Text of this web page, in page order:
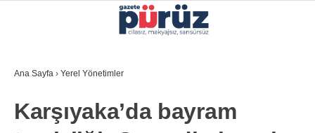
YEREL YÖNETIMLER
Ana Sayfa › Yerel Yönetimler
Karşıyaka’da bayram